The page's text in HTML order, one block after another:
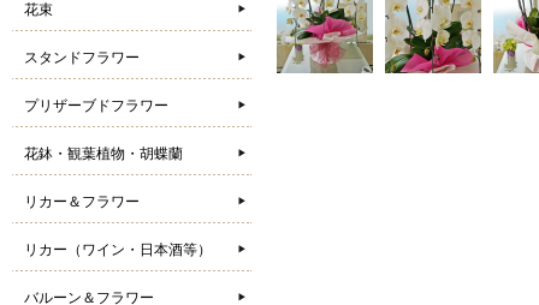
花束
スタンドフラワー
プリザーブドフラワー
花鉢・観葉植物・胡蝶蘭
リカー＆フラワー
リカー（ワイン・日本酒等）
バルーン＆フラワー